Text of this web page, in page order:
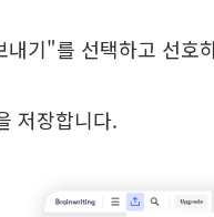
기"를 선택하고 선호
저장합니다.